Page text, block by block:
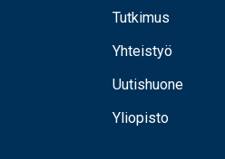
Tutkimus
Yhteistyö
Uutishuone
Yliopisto